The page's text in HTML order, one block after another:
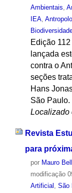
Ambientais
IEA,
Edição
lançada
contra o
seções
Hans
São Paulo.
Localizado
Revista
para
por Mauro
modificação
Artificial , São